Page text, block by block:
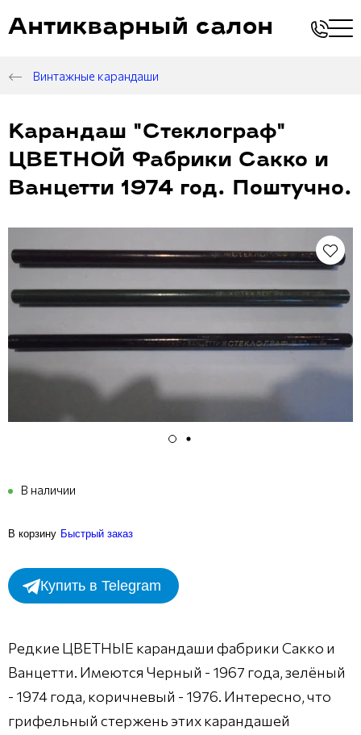
Антикварный салон
Винтажные карандаши
Карандаш "Стеклограф"
ЦВЕТНОЙ Фабрики Сакко и
Ванцетти 1974 год. Поштучно.
В наличии
В корзину Быстрый заказ
Купить в Telegram
Редкие ЦВЕТНЫЕ карандаши фабрики Сакко и
Ванцетти. Имеются Черный - 1967 года, зелёный
- 1974 года, коричневый - 1976. Интересно, что
грифельный стержень этих карандашей